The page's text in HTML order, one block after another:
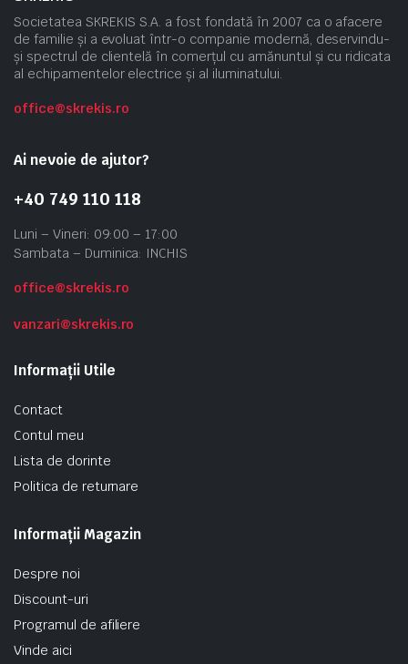
Societatea SKREKIS S.A. a fost fondată în 2007 ca o afacere
de familie și a evoluat într-o companie modernă, deservindu-
și spectrul de clientelă în comerțul cu amănuntul și cu ridicata
al echipamentelor electrice și al iluminatului.
office@skrekis.ro
Ai nevoie de ajutor?
+40 749 110 118
Luni – Vineri: 09:00 – 17:00
Sambata – Duminica: INCHIS
office@skrekis.ro
vanzari@skrekis.ro
Informații Utile
Contact
Contul meu
Lista de dorinte
Politica de returnare
Informații Magazin
Despre noi
Discount-uri
Programul de afiliere
Vinde aici